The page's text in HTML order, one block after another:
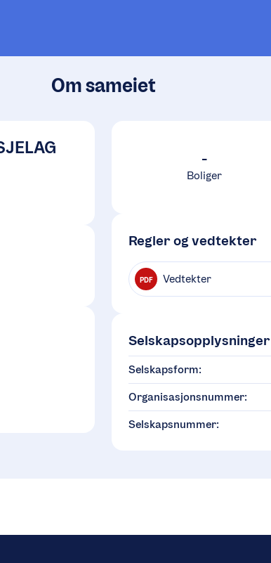
Om sameiet
-
Boliger
Regler og vedtekter
PDF Vedtekter
Selskapsopplysninger
Selskapsform:
Organisasjonsnummer:
Selskapsnummer: